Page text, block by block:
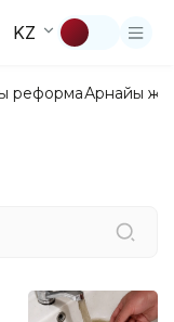
KZ
реформаАрнайы